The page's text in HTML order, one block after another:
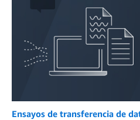
Ensayos de transferencia de